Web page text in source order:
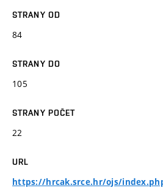
STRANY OD
84
STRANY DO
105
STRANY POČET
22
URL
https://hrcak.srce.hr/ojs/